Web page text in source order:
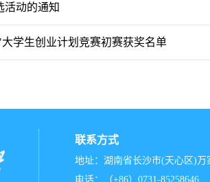
活动的通知
学生创业计划竞赛初赛获奖名单
联系方式
地址：湖南省长沙市(天心区)万
电话：（+86）0731-85258646